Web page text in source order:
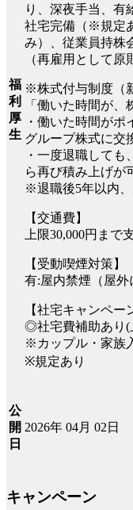
福
利
厚
生
り、深夜手当、有
社宅完備（※規定
み）、従業員持株
（再雇用として原
※株式付与制度（
「働いた時間が、
・働いた時間が
グループ株式に交
・一度退職して
ら再び積み上げが
※退職後5年以内、
【交通費】
上限30,000円ま
【受動喫煙対策】
有:屋内禁煙（屋外
【社宅キャンペー
◎社宅費補助あり(
※カップル・家族
※規定あり
公
開
日
2026年 04月 02日
キャンペーン